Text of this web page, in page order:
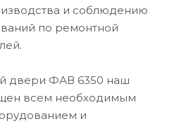
и соблюдению
по ремонтной
двери ФАВ 6350 наш
всем необходимым
и